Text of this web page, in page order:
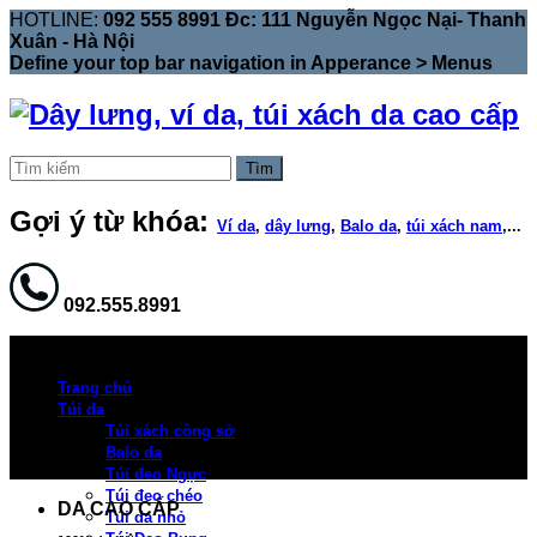
HOTLINE: 092 555 8991 Đc: 111 Nguyễn Ngọc Nại- Thanh
Xuân - Hà Nội
Define your top bar navigation in Apperance > Menus
Tìm
Gợi ý từ khóa: Ví da, dây lưng, Balo da, túi xách nam,...
092.555.8991
Trang chủ
Túi da
Túi xách công sở
Balo da
Túi đeo Ngực
Túi đeo chéo
Túi da nhỏ
DA CAO CẤP